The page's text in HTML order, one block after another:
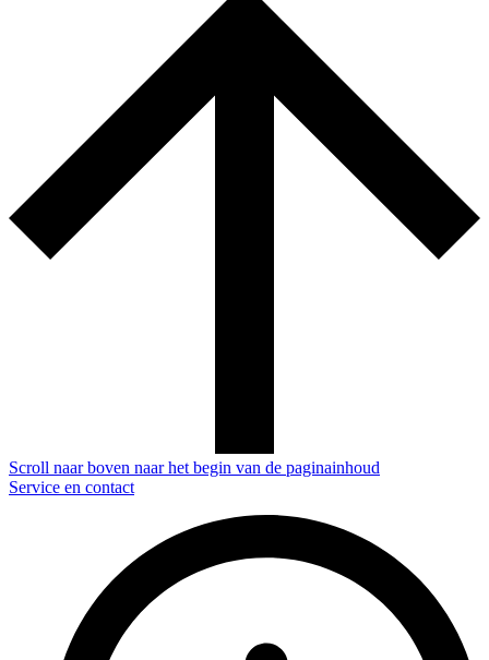
Scroll naar boven naar het begin van de paginainhoud
Service en contact